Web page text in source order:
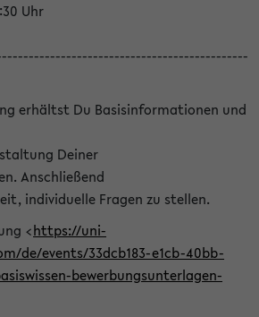
Uhr
erhältst Du Basisinformationen und
Deiner
Anschließend
individuelle Fragen zu stellen.
<https://uni-
de/events/33dcb183-e1cb-40bb-
bewerbungsunterlagen-